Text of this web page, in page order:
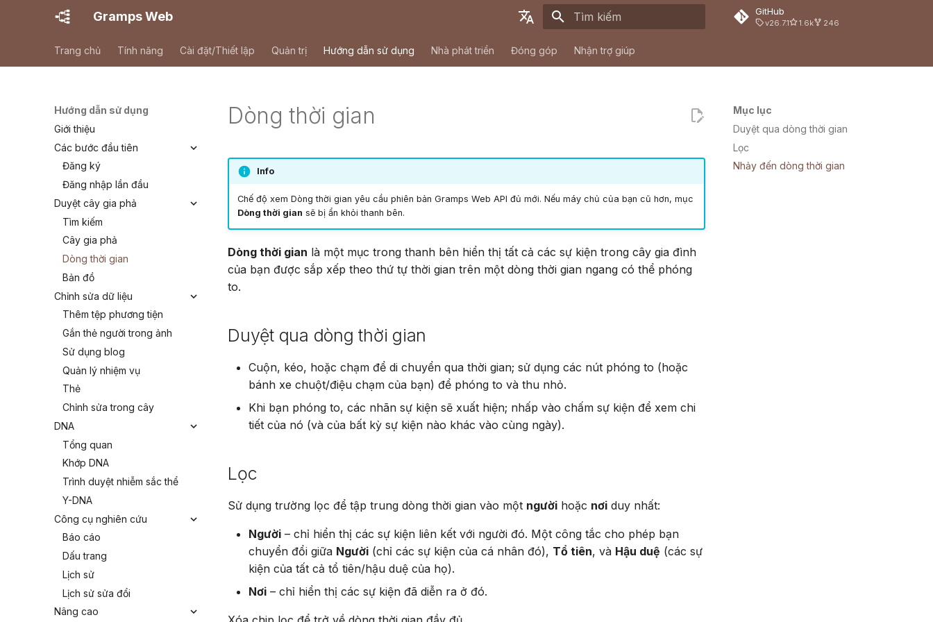
Gramps Web
English
Türkçe
Русский
Português
日本語
Українська
GitHub
v26.7.1 1.6k 246
Trang chủ Tính năng Cài đặt/Thiết lập Quản trị Hướng dẫn sử dụng Nhà phát triển Đóng góp Nhận trợ giúp
Hướng dẫn sử dụng
Giới thiệu
Các bước đầu tiên
Đăng ký
Đăng nhập lần đầu
Duyệt cây gia phả
Tìm kiếm
Cây gia phả
Dòng thời gian
Bản đồ
Chỉnh sửa dữ liệu
Thêm tệp phương tiện
Gắn thẻ người trong ảnh
Sử dụng blog
Quản lý nhiệm vụ
Thẻ
Chỉnh sửa trong cây
DNA
Tổng quan
Khớp DNA
Trình duyệt nhiễm sắc thể
Y-DNA
Công cụ nghiên cứu
Báo cáo
Dấu trang
Lịch sử
Lịch sử sửa đổi
Nâng cao
Mục lục
Duyệt qua dòng thời gian
Lọc
Nhảy đến dòng thời gian
Dòng thời gian
Info
Chế độ xem Dòng thời gian yêu cầu phiên bản Gramps Web API đủ mới. Nếu máy chủ của bạn cũ hơn, mục
Dòng thời gian sẽ bị ẩn khỏi thanh bên.
Dòng thời gian là một mục trong thanh bên hiển thị tất cả các sự kiện trong cây gia đình
của bạn được sắp xếp theo thứ tự thời gian trên một dòng thời gian ngang có thể phóng
to.
Duyệt qua dòng thời gian
Cuộn, kéo, hoặc chạm để di chuyển qua thời gian; sử dụng các nút phóng to (hoặc
bánh xe chuột/điệu chạm của bạn) để phóng to và thu nhỏ.
Khi bạn phóng to, các nhãn sự kiện sẽ xuất hiện; nhấp vào chấm sự kiện để xem chi
tiết của nó (và của bất kỳ sự kiện nào khác vào cùng ngày).
Lọc
Sử dụng trường lọc để tập trung dòng thời gian vào một người hoặc nơi duy nhất:
Người – chỉ hiển thị các sự kiện liên kết với người đó. Một công tắc cho phép bạn
chuyển đổi giữa Người (chỉ các sự kiện của cá nhân đó), Tổ tiên, và Hậu duệ (các sự
kiện của tất cả tổ tiên/hậu duệ của họ).
Nơi – chỉ hiển thị các sự kiện đã diễn ra ở đó.